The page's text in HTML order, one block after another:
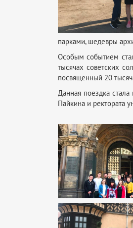
парками, шедевры
Особым событием
тысячах советских
посвященный 20
Данная поездка
Пайкина и ректората